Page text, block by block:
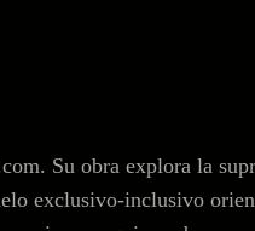
Su obra explora la
exclusivo‑inclusivo